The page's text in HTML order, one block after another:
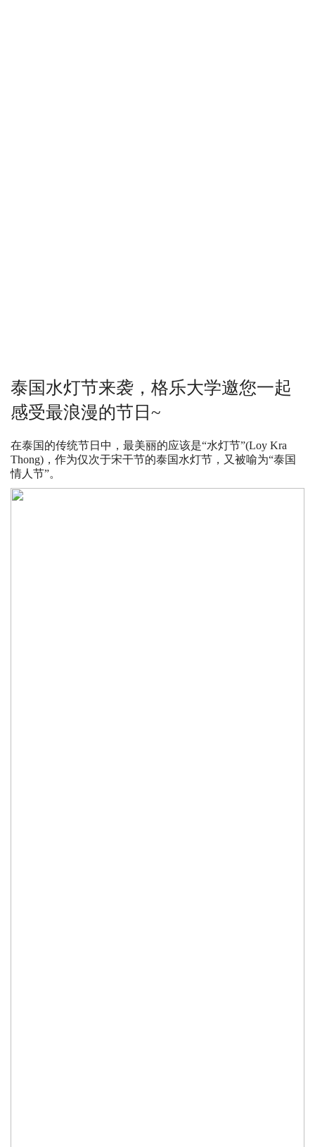
泰国水灯节来袭，格乐大学邀您一起
感受最浪漫的节日~
在泰国的传统节日中，最美丽的应该是“水灯节”(Loy Kra
Thong)，作为仅次于宋干节的泰国水灯节，又被喻为“泰国
情人节”。